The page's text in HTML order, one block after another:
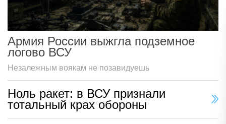
Армия России выжгла подземное
логово ВСУ
Незалежным воякам не позавидуешь
Ноль ракет: в ВСУ признали
тотальный крах обороны